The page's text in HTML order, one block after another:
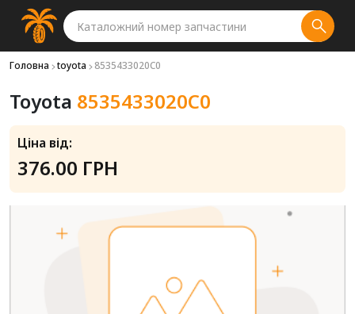
Головна toyota 8535433020C0
Toyota 8535433020C0
Ціна від:
376.00 ГРН